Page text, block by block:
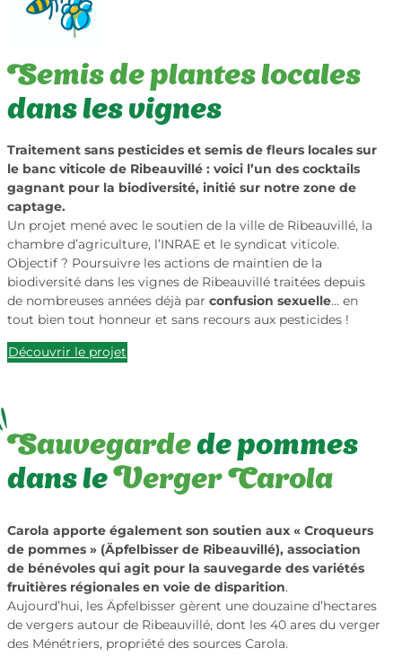
Semis de plantes locales
dans les vignes
Traitement sans pesticides et semis de fleurs locales sur
le banc viticole de Ribeauvillé : voici l’un des cocktails
gagnant pour la biodiversité, initié sur notre zone de
captage.
Un projet mené avec le soutien de la ville de Ribeauvillé, la
chambre d’agriculture, l’INRAE et le syndicat viticole.
Objectif ? Poursuivre les actions de maintien de la
biodiversité dans les vignes de Ribeauvillé traitées depuis
de nombreuses années déjà par confusion sexuelle… en
tout bien tout honneur et sans recours aux pesticides !
Découvrir le projet
Sauvegardede pommes
dans leVerger Carola
Carola apporte également son soutien aux « Croqueurs
de pommes » (Äpfelbisser de Ribeauvillé), association
de bénévoles qui agit pour la sauvegarde des variétés
fruitières régionales en voie de disparition.
Aujourd’hui, les Äpfelbisser gèrent une douzaine d’hectares
de vergers autour de Ribeauvillé, dont les 40 ares du verger
des Ménétriers, propriété des sources Carola.